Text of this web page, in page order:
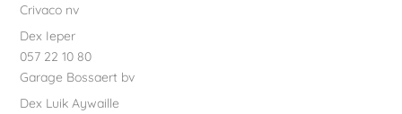
Crivaco nv
Dex Ieper
057 22 10 80
Garage Bossaert bv
Dex Luik Aywaille